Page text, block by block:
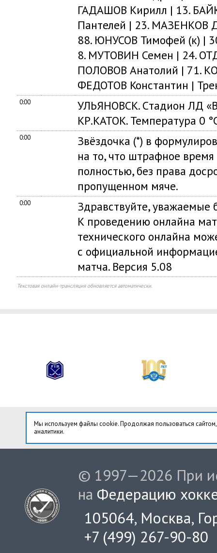
ГАДАШОВ Кирилл | 13.
Пантелей | 23. МАЗЕНКОВ
88. ЮНУСОВ Тимофей (к) |
8. МУТОВИН Семен | 24.
ПОЛОВОВ Анатолий | 71.
ФЕДОТОВ Константин |
0:00
УЛЬЯНОВСК. Cтадион ЛД
КР.КАТОК. Температура 0
0:00
Звёздочка (*) в
на то, что штрафное
полностью, без права
пропущенном мяче.
0:00
Здравствуйте, уважаемые
К проведению онлайна
технического онлайна
с официальной
матча. Версия 5.08
Текстовая онлайн-трансляция обновляется автоматически.
Мы используем файлы cookie. Продолжая пользоваться
аналитики.
© 1997—2026 При
на Федерацию
105064, Москва,
+7 (499) 267-90-80